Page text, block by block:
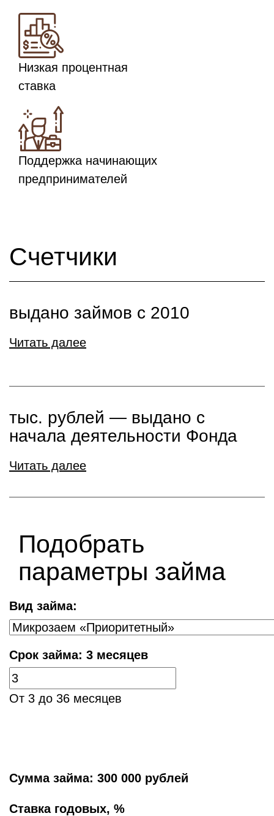
Низкая процентная
ставка
Поддержка начинающих
предпринимателей
Счетчики
выдано займов с 2010
Читать далее
тыс. рублей ― выдано с
начала деятельности Фонда
Читать далее
Подобрать
параметры займа
Вид займа:
Срок займа: 3 месяцев
От 3 до 36 месяцев
Сумма займа: 300 000 рублей
Cтавка годовых, %